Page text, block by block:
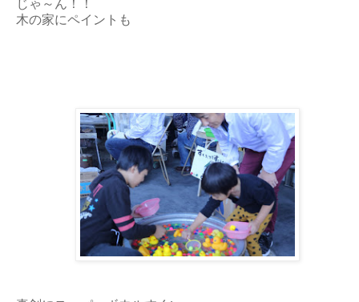
じゃ～ん！！
木の家にペイントも